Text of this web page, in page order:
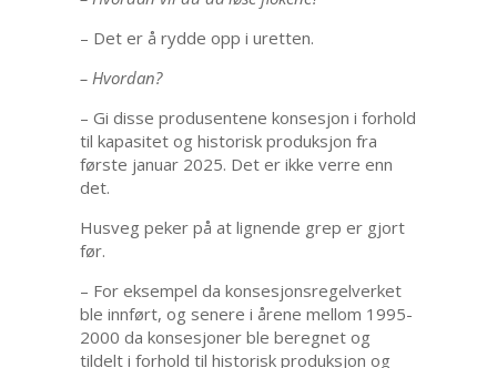
– Det er å rydde opp i uretten.
– Hvordan?
– Gi disse produsentene konsesjon i forhold
til kapasitet og historisk produksjon fra
første januar 2025. Det er ikke verre enn
det.
Husveg peker på at lignende grep er gjort
før.
– For eksempel da konsesjonsregelverket
ble innført, og senere i årene mellom 1995-
2000 da konsesjoner ble beregnet og
tildelt i forhold til historisk produksjon og